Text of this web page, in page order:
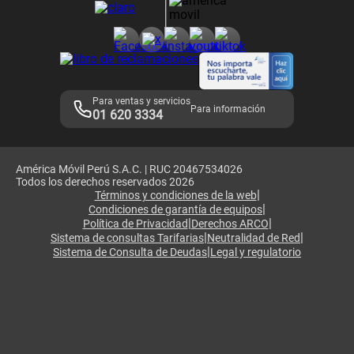
Adquirientes iPhone 6, 6S y SE
Mensaje de Seguridad
Términos y Condiciones de Tienda Claro
Libro de Reclamaciones
Para ventas y servicios
01 620 3334 Para información
América Móvil Perú S.A.C. | RUC 20467534026
Todos los derechos reservados 2026
Términos y condiciones de la web|
Condiciones de garantía de equipos|
Política de Privacidad|Derechos ARCO|
Sistema de consultas Tarifarias|Neutralidad de Red|
Sistema de Consulta de Deudas|Legal y regulatorio